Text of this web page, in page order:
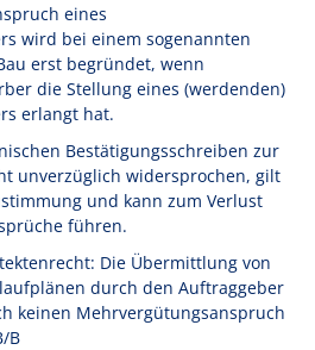
eines
wird bei einem sogenannten
erst begründet, wenn
die Stellung eines (werdenden)
erlangt hat.
Bestätigungsschreiben zur
unverzüglich widersprochen, gilt
und kann zum Verlust
führen.
Die Übermittlung von
durch den Auftraggeber
keinen Mehrvergütungsanspruch
B